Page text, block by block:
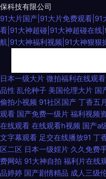
保科技有限公司
91大片国产|91大片免费观看
看|91大神超碰|91大神超碰在线
航|91大神福利视频|91大神狠狠
国成人福利影院 免费视频无码专区
论avcom 日韩国产二区三区四区
a网站 91超碰大香蕉 福利网址 免
袜诱惑 精品欧美一区二区三区 日
日本一级大片 微拍福利在线观看
品性 乱伦种子 美国伦理大片 国
偷拍小视频 91社区国产 丁香五
观看 国产免费一级片 福利视频
在线观看 在线观看h视频 国产a
文字幕观看 足交在线播放91 丁
区二区 日本一级婬片 久久免费
费网站 91大神自拍 福利片在线
品婷婷 国产剧情精品 成人三级